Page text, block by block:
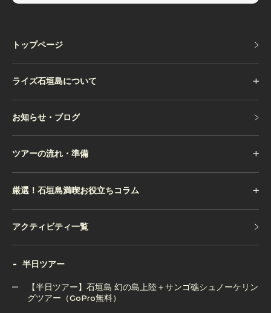
トップページ
ライズ石垣島について
お知らせ・ブログ
ツアーの流れ・準備
厳選！石垣島満喫お役立ちコラム
アクティビティ一覧
半日ツアー
【半日ツアー】石垣島 幻の島上陸＋サンゴ礁シュノーケリン
グツアー（GoPro無料）